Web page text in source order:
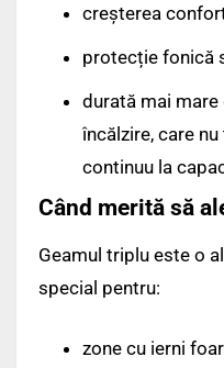
creșterea
protecție fonică
durată mai
încălzire, care
continuu la
Când merită să
Geamul triplu este o
special pentru:
zone cu ierni